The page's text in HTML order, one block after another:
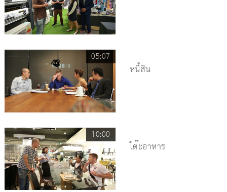
05:07
หนี้สิน
10:00
โต๊ะอาหาร